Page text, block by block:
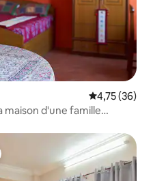
Note
4,75 (36)
maison d'une famille
les plus aimés